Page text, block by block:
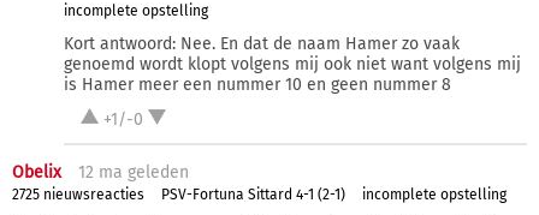
incomplete opstelling
Kort antwoord: Nee. En dat de naam Hamer zo vaak
genoemd wordt klopt volgens mij ook niet want volgens mij
is Hamer meer een nummer 10 en geen nummer 8
+1/-0
Obelix 12 ma geleden
2725 nieuwsreacties PSV-Fortuna Sittard 4-1 (2-1) incomplete opstelling